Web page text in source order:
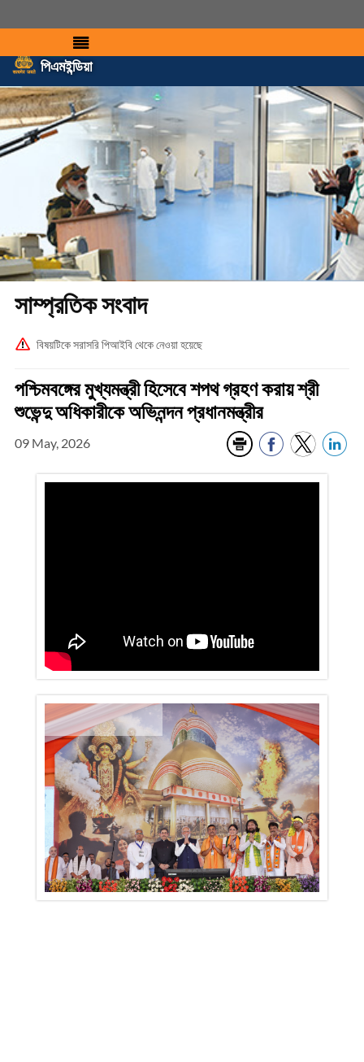
পিএমইন্ডিয়া
সাম্প্রতিক সংবাদ
বিষয়টিকে সরাসরি পিআইবি থেকে নেওয়া হয়েছে
পশ্চিমবঙ্গের মুখ্যমন্ত্রী হিসেবে শপথ গ্রহণ করায় শ্রী
শুভেন্দু অধিকারীকে অভিনন্দন প্রধানমন্ত্রীর
09 May, 2026